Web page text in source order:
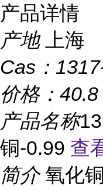
产品详情
产地
上海
Cas：
价格： 40.8
产品名称
铜-0.99 查
简介 氧化